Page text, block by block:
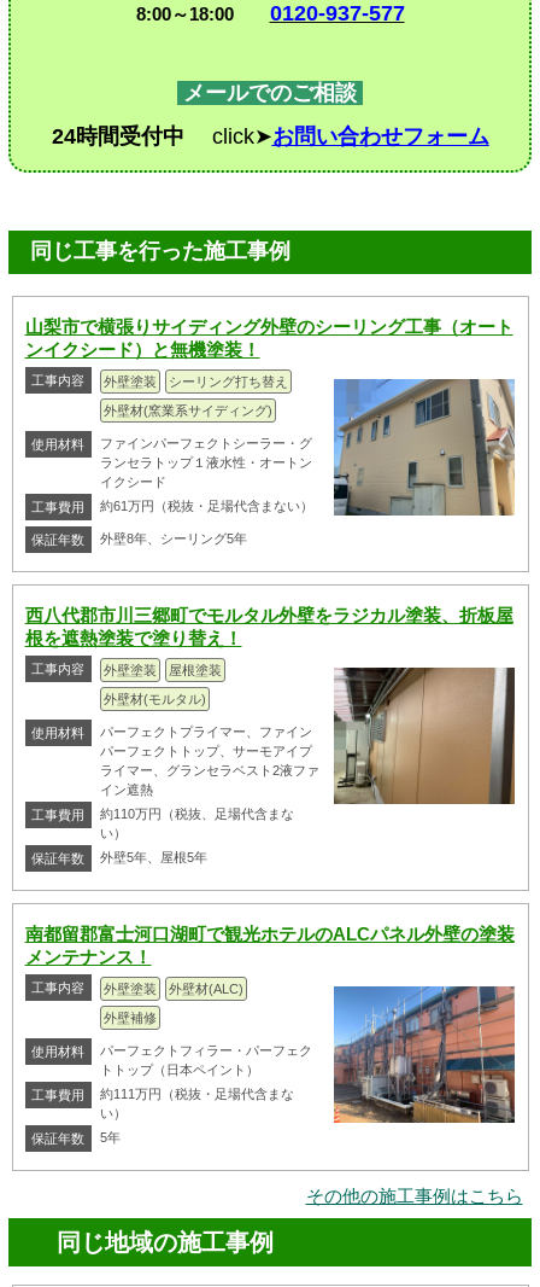
8:00～18:00 0120-937-577
メールでのご相談
24時間受付中 click➤お問い合わせフォーム
同じ工事を行った施工事例
山梨市で横張りサイディング外壁のシーリング工事（オート
ンイクシード）と無機塗装！
工事内容 外壁塗装
シーリング打ち替え
外壁材(窯業系サイディング)
使用材料
ファインパーフェクトシーラー・グ
ランセラトップ１液水性・オートン
イクシード
工事費用
約61万円（税抜・足場代含まない）
保証年数 外壁8年、シーリング5年
西八代郡市川三郷町でモルタル外壁をラジカル塗装、折板屋
根を遮熱塗装で塗り替え！
工事内容 外壁塗装
屋根塗装
外壁材(モルタル)
使用材料
パーフェクトプライマー、ファイン
パーフェクトトップ、サーモアイプ
ライマー、グランセラベスト2液ファ
イン遮熱
工事費用
約110万円（税抜、足場代含まな
い）
保証年数
外壁5年、屋根5年
南都留郡富士河口湖町で観光ホテルのALCパネル外壁の塗装
メンテナンス！
工事内容 外壁塗装
外壁材(ALC)
外壁補修
使用材料
パーフェクトフィラー・パーフェク
トトップ（日本ペイント）
工事費用
約111万円（税抜・足場代含まな
い）
保証年数
5年
その他の施工事例はこちら
同じ地域の施工事例